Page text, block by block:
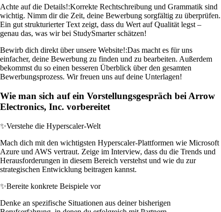
Achte auf die Details!:Korrekte Rechtschreibung und Grammatik sind
wichtig. Nimm dir die Zeit, deine Bewerbung sorgfältig zu überprüfen.
Ein gut strukturierter Text zeigt, dass du Wert auf Qualität legst –
genau das, was wir bei StudySmarter schätzen!
Bewirb dich direkt über unsere Website!:Das macht es für uns
einfacher, deine Bewerbung zu finden und zu bearbeiten. Außerdem
bekommst du so einen besseren Überblick über den gesamten
Bewerbungsprozess. Wir freuen uns auf deine Unterlagen!
Wie man sich auf ein Vorstellungsgespräch bei Arrow
Electronics, Inc. vorbereitet
✨Verstehe die Hyperscaler-Welt
Mach dich mit den wichtigsten Hyperscaler-Plattformen wie Microsoft
Azure und AWS vertraut. Zeige im Interview, dass du die Trends und
Herausforderungen in diesem Bereich verstehst und wie du zur
strategischen Entwicklung beitragen kannst.
✨Bereite konkrete Beispiele vor
Denke an spezifische Situationen aus deiner bisherigen